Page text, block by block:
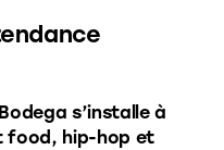
s’installe à
food, hip-hop et